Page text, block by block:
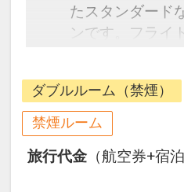
たスタンダード
ンです。フライ
ージだから、一
周遊旅行にも最
旅行期間中の1泊
泊・飛び泊など
フライトは、安
JALグループ）
ダブルルーム（禁煙）
禁煙ルーム
旅行代金 （航空券+宿